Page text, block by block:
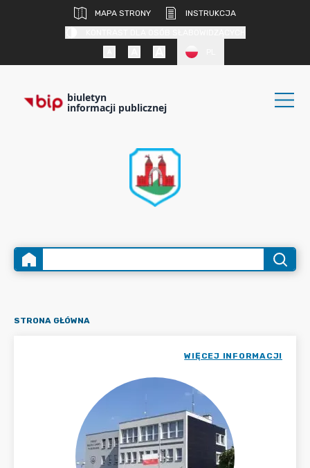
MAPA STRONY
INSTRUKCJA
biuletyn
informacji publicznej
STRONA GŁÓWNA
WIĘCEJ INFORMACJI